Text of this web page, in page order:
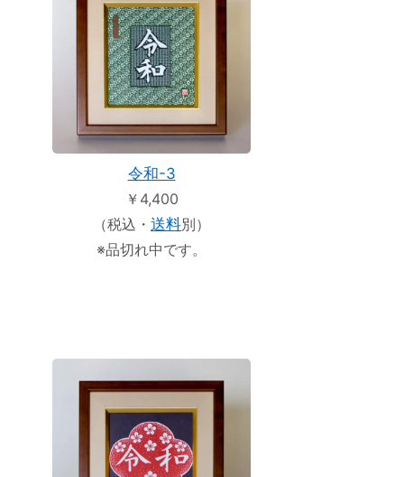
令和-3
￥4,400
（税込・ 送料別）
※品切れ中です。